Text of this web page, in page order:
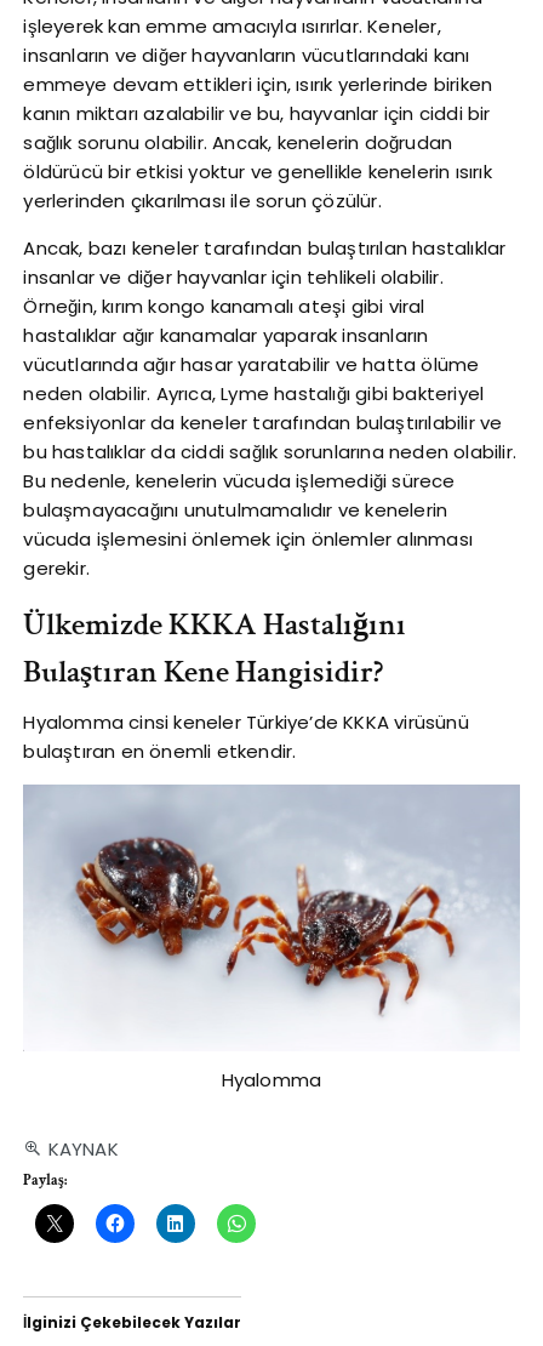
işleyerek kan emme amacıyla ısırırlar. Keneler,
insanların ve diğer hayvanların vücutlarındaki kanı
emmeye devam ettikleri için, ısırık yerlerinde biriken
kanın miktarı azalabilir ve bu, hayvanlar için ciddi bir
sağlık sorunu olabilir. Ancak, kenelerin doğrudan
öldürücü bir etkisi yoktur ve genellikle kenelerin ısırık
yerlerinden çıkarılması ile sorun çözülür.
Ancak, bazı keneler tarafından bulaştırılan hastalıklar
insanlar ve diğer hayvanlar için tehlikeli olabilir.
Örneğin, kırım kongo kanamalı ateşi gibi viral
hastalıklar ağır kanamalar yaparak insanların
vücutlarında ağır hasar yaratabilir ve hatta ölüme
neden olabilir. Ayrıca, Lyme hastalığı gibi bakteriyel
enfeksiyonlar da keneler tarafından bulaştırılabilir ve
bu hastalıklar da ciddi sağlık sorunlarına neden olabilir.
Bu nedenle, kenelerin vücuda işlemediği sürece
bulaşmayacağını unutulmamalıdır ve kenelerin
vücuda işlemesini önlemek için önlemler alınması
gerekir.
Ülkemizde KKKA Hastalığını
Bulaştıran Kene Hangisidir?
Hyalomma cinsi keneler Türkiye’de KKKA virüsünü
bulaştıran en önemli etkendir.
Hyalomma
KAYNAK
Paylaş:
İlginizi Çekebilecek Yazılar